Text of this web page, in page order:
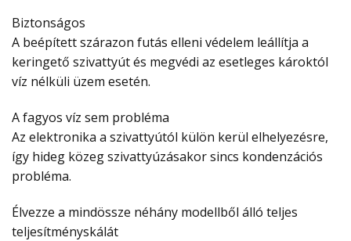
Biztonságos
A beépített szárazon futás elleni védelem leállítja a
keringető szivattyút és megvédi az esetleges károktól
víz nélküli üzem esetén.
A fagyos víz sem probléma
Az elektronika a szivattyútól külön kerül elhelyezésre,
így hideg közeg szivattyúzásakor sincs kondenzációs
probléma.
Élvezze a mindössze néhány modellből álló teljes
teljesítményskálát